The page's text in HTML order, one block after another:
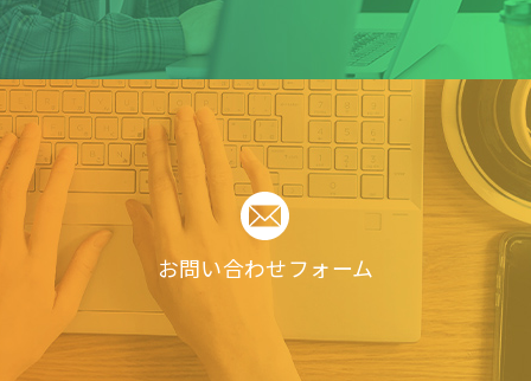
お問い合わせフォーム